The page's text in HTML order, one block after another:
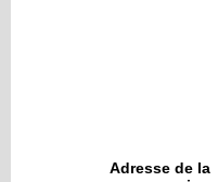
Adresse de la